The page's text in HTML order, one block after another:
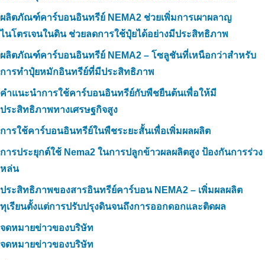
ผลิตภัณฑ์คาร์บอนอินทรีย์ NEMA2 ช่วยเพิ่มการเผาผลาญ
ไนโตรเจนในดิน ช่วยลดการใช้ปุ๋ยได้อย่างมีประสิทธิภาพ
ผลิตภัณฑ์คาร์บอนอินทรีย์ NEMA2 – โซลูชันที่เหนือกว่าสำหรับ
การทำปุ๋ยหมักอินทรีย์ที่มีประสิทธิภาพ
คำแนะนำการใช้คาร์บอนอินทรีย์กับพืชยืนต้นเพื่อให้มี
ประสิทธิภาพทางเศรษฐกิจสูง
การใช้คาร์บอนอินทรีย์ในพืชระยะสั้นเพื่อเพิ่มผลผลิต
การประยุกต์ใช้ Nema2 ในการปลูกข้าวผลผลิตสูง ป้องกันการร่วง
หล่น
ประสิทธิภาพของสารอินทรีย์คาร์บอน NEMA2 – เพิ่มผลผลิต
ทุเรียนตั้งแต่การปรับปรุงดินจนถึงการออกดอกและติดผล
จดหมายข่าวของบริษัท
จดหมายข่าวของบริษัท